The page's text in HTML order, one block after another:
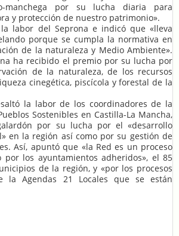
manchega por su lucha diaria para
y protección de nuestro patrimonio».
labor del Seprona e indicó que «lleva
porque se cumpla la normativa en
de la naturaleza y Medio Ambiente».
ha recibido el premio por su lucha por
de la naturaleza, de los recursos
cinegética, piscícola y forestal de la
la labor de los coordinadores de la
Sostenibles en Castilla-La Mancha,
por su lucha por el «desarrollo
en la región así como por su gestión de
Así, apuntó que «la Red es un proceso
por los ayuntamientos adheridos», el 85
de la región, y «por los procesos
la Agendas 21 Locales que se están